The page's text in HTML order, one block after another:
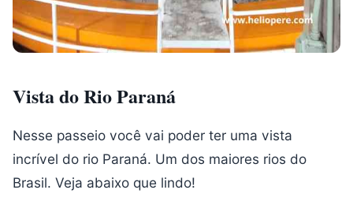
Vista do Rio Paraná
Nesse passeio você vai poder ter uma vista
incrível do rio Paraná. Um dos maiores rios do
Brasil. Veja abaixo que lindo!